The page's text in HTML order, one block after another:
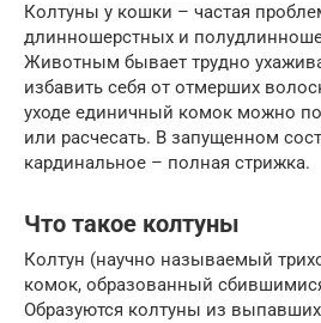
Колтуны у кошки – частая
длинношерстных и
Животным бывает трудно
избавить себя от отмерших
уходе единичный комок можно
или расчесать. В запущенном
кардинальное – полная стрижка.
Что такое колтуны
Колтун (научно называемый
комок, образованный
Образуются колтуны из